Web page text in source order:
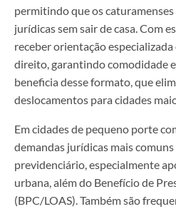
permitindo que os
jurídicas sem sair de casa. Com
receber orientação
direito, garantindo comodidade
beneficia desse formato, que
deslocamentos para cidades
Em cidades de pequeno porte
demandas jurídicas mais
previdenciário, especialmente
urbana, além do Benefício de
(BPC/LOAS). Também são